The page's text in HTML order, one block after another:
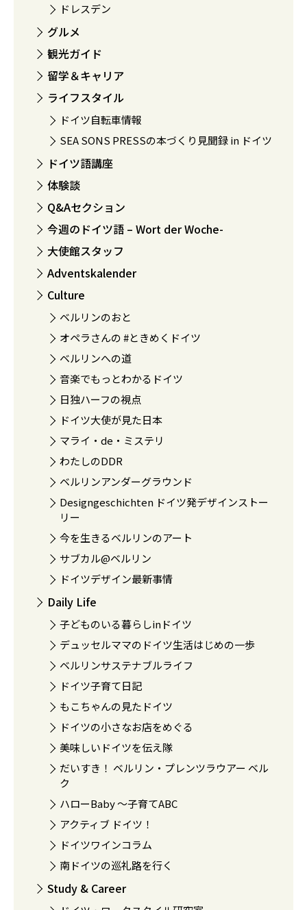
ドレスデン
グルメ
観光ガイド
留学＆キャリア
ライフスタイル
ドイツ自転車情報
SEA SONS PRESSの本づくり見聞録 in ドイツ
ドイツ語講座
体験談
Q&Aセクション
今週のドイツ語 – Wort der Woche-
大使館スタッフ
Adventskalender
Culture
ベルリンのおと
オペラさんの #ときめくドイツ
ベルリンへの道
音楽でもっとわかるドイツ
日独ハーフの視点
ドイツ大使が見た日本
マライ・de・ミステリ
わたしのDDR
ベルリンアンダーグラウンド
Designgeschichten ドイツ発デザインストー
リー
今を生きるベルリンのアート
サブカル@ベルリン
ドイツデザイン最新事情
Daily Life
子どものいる暮らしinドイツ
デュッセルママのドイツ生活はじめの一歩
ベルリンサステナブルライフ
ドイツ子育て日記
もこちゃんの見たドイツ
ドイツの小さなお店をめぐる
美味しいドイツを伝え隊
だいすき！ ベルリン・プレンツラウアー ベル
ク
ハローBaby 〜子育てABC
アクティブ ドイツ！
ドイツワインコラム
南ドイツの巡礼路を行く
Study & Career